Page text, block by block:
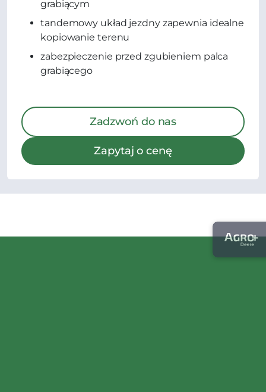
grabiącym
tandemowy układ jezdny zapewnia idealne
kopiowanie terenu
zabezpieczenie przed zgubieniem palca
grabiącego
Zadzwoń do nas
Zapytaj o cenę